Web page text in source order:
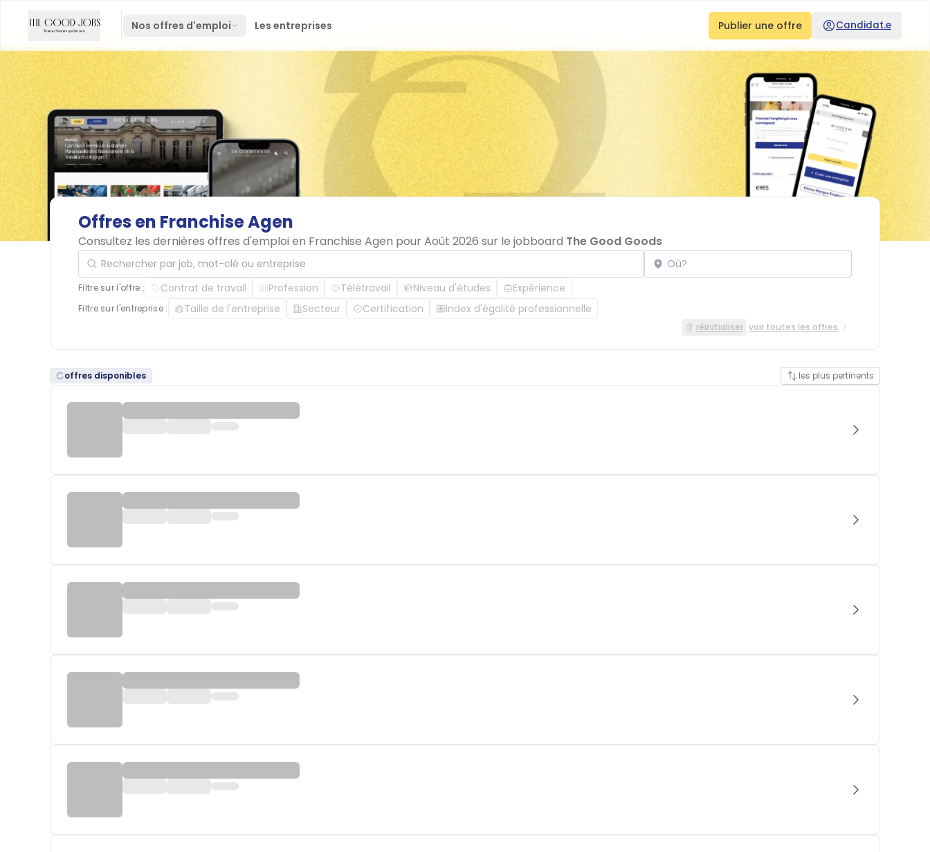
Nos offres d'emploi Les entreprises Publier une offre Candidat.e
Offres en FranchiseAgen
Consultez les dernières offres d'emploi en Franchise Agen pour Août 2026 sur le jobboard The Good Goods
Rechercher par job, mot-clé ou entreprise Localisation
Filtre sur l'offre : Contrat de travail Profession Télétravail Niveau d'études Expérience
Filtre sur l'entreprise : Taille de l'entreprise Secteur Certification Index d'égalité professionnelle
réinitialiser voir toutes les offres
offres disponibles les plus pertinents